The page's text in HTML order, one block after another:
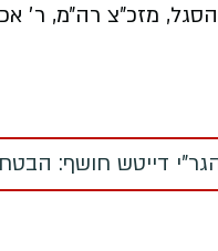
מזכ״צ רה״מ, ר׳
דייטש חושף: